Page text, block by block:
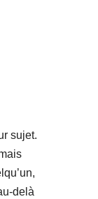
sujet.
delà